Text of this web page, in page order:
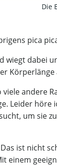
Die
pica
wiegt dabei
andere
Leider höre
um sie
ist nicht
einem